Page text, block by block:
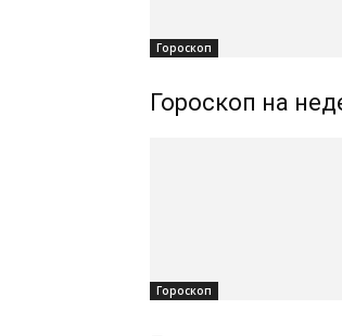
Гороскоп
Гороскоп на
Гороскоп